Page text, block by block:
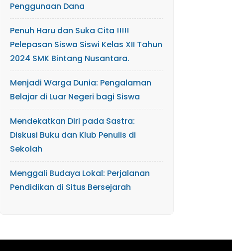
Penggunaan Dana
Penuh Haru dan Suka Cita !!!!!
Pelepasan Siswa Siswi Kelas XII Tahun
2024 SMK Bintang Nusantara.
Menjadi Warga Dunia: Pengalaman
Belajar di Luar Negeri bagi Siswa
Mendekatkan Diri pada Sastra:
Diskusi Buku dan Klub Penulis di
Sekolah
Menggali Budaya Lokal: Perjalanan
Pendidikan di Situs Bersejarah